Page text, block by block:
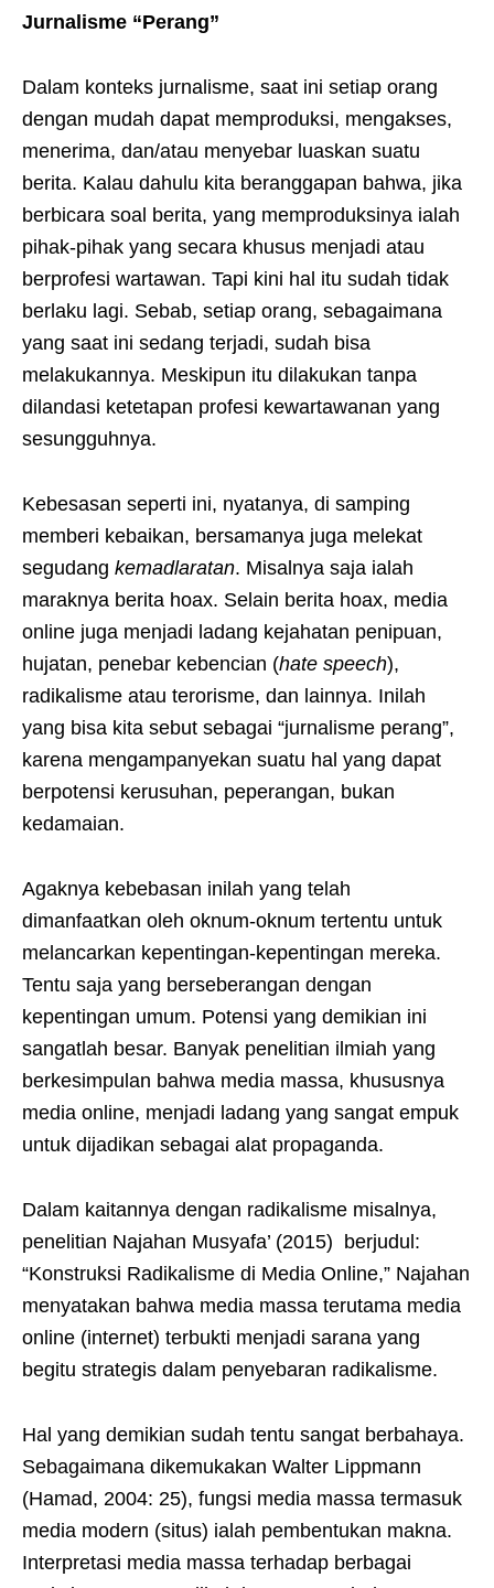
Jurnalisme “Perang”
Dalam konteks jurnalisme, saat ini setiap orang
dengan mudah dapat memproduksi, mengakses,
menerima, dan/atau menyebar luaskan suatu
berita. Kalau dahulu kita beranggapan bahwa, jika
berbicara soal berita, yang memproduksinya ialah
pihak-pihak yang secara khusus menjadi atau
berprofesi wartawan. Tapi kini hal itu sudah tidak
berlaku lagi. Sebab, setiap orang, sebagaimana
yang saat ini sedang terjadi, sudah bisa
melakukannya. Meskipun itu dilakukan tanpa
dilandasi ketetapan profesi kewartawanan yang
sesungguhnya.
Kebesasan seperti ini, nyatanya, di samping
memberi kebaikan, bersamanya juga melekat
segudang kemadlaratan. Misalnya saja ialah
maraknya berita hoax. Selain berita hoax, media
online juga menjadi ladang kejahatan penipuan,
hujatan, penebar kebencian (hate speech),
radikalisme atau terorisme, dan lainnya. Inilah
yang bisa kita sebut sebagai “jurnalisme perang”,
karena mengampanyekan suatu hal yang dapat
berpotensi kerusuhan, peperangan, bukan
kedamaian.
Agaknya kebebasan inilah yang telah
dimanfaatkan oleh oknum-oknum tertentu untuk
melancarkan kepentingan-kepentingan mereka.
Tentu saja yang berseberangan dengan
kepentingan umum. Potensi yang demikian ini
sangatlah besar. Banyak penelitian ilmiah yang
berkesimpulan bahwa media massa, khususnya
media online, menjadi ladang yang sangat empuk
untuk dijadikan sebagai alat propaganda.
Dalam kaitannya dengan radikalisme misalnya,
penelitian Najahan Musyafa’ (2015) berjudul:
“Konstruksi Radikalisme di Media Online,” Najahan
menyatakan bahwa media massa terutama media
online (internet) terbukti menjadi sarana yang
begitu strategis dalam penyebaran radikalisme.
Hal yang demikian sudah tentu sangat berbahaya.
Sebagaimana dikemukakan Walter Lippmann
(Hamad, 2004: 25), fungsi media massa termasuk
media modern (situs) ialah pembentukan makna.
Interpretasi media massa terhadap berbagai